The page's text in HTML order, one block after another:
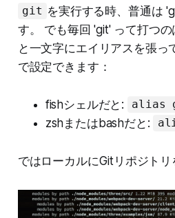
git を実行する時、普通は
す。 でも毎回 'git' って打つ
と一文字にエイリアスを張っ
で設定できます：
fishシェルだと: alias
zshまたはbashだと:
ではローカルにGitリポジトリ